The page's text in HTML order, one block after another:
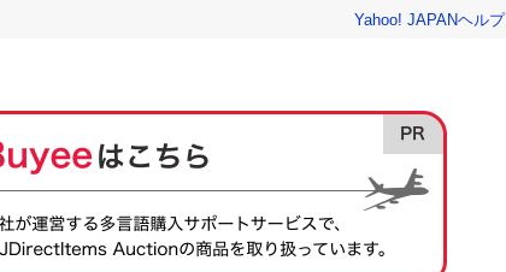
Yahoo! JAPANヘルプ